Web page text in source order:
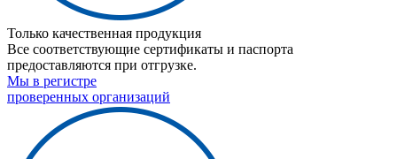
Только качественная продукция
Все соответствующие сертификаты и паспорта
предоставляются при отгрузке.
Мы в регистре
проверенных организаций